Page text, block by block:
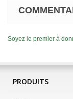
Soyez le premier à
PRODUITS